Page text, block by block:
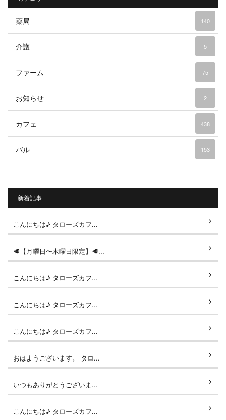
薬局 140
介護 5
ファーム 75
お知らせ 2
カフェ 438
バル 153
新着記事
こんにちは♪ タローズカフ...
🥩【月曜日〜木曜日限定】🥩...
こんにちは♪ タローズカフ...
こんにちは♪ タローズカフ...
こんにちは♪ タローズカフ...
おはようございます。 タロ...
いつもありがとうございま...
こんにちは♪ タローズカフ...